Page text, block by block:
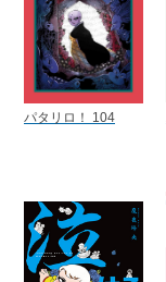
パタリロ！ 104